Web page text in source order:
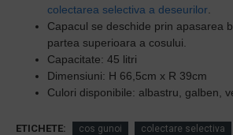
colectarea selectiva a deseurilor
Capacul se deschide prin apasarea
partea superioara a cosului.
Capacitate: 45 litri
Dimensiuni: H 66,5cm x R 39cm
Culori disponibile: albastru, galben,
ETICHETE: cos gunoi colectare selectiva